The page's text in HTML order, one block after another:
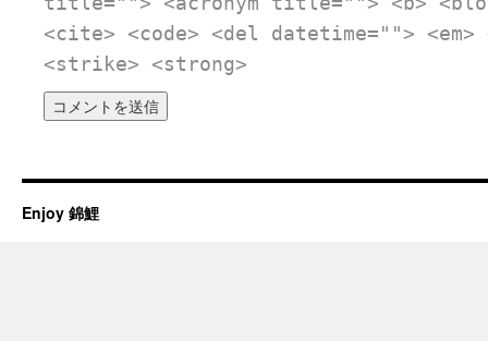
<cite> <code> <del datetime="">
<strike> <strong>
Enjoy 錦鯉